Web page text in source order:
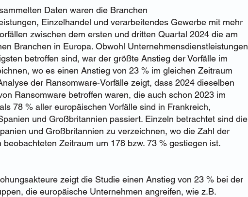
Daten waren die Branchen
Einzelhandel und verarbeitendes Gewerbe mit mehr
zwischen dem ersten und dritten Quartal 2024 die am
Branchen in Europa. Obwohl Unternehmensdienstleistungen
betroffen sind, war der größte Anstieg der Vorfälle im
wo es einen Anstieg von 23 % im gleichen Zeitraum
der Ransomware-Vorfälle zeigt, dass 2024 dieselben
Ransomware betroffen waren, die auch schon 2023 im
78 % aller europäischen Vorfälle sind in Frankreich,
und Großbritannien passiert. Einzeln betrachtet sind die
und Großbritannien zu verzeichnen, wo die Zahl der
beobachteten Zeitraum um 178 bzw. 73 % gestiegen ist.
zeigt die Studie einen Anstieg von 23 % bei der
die europäische Unternehmen angreifen, wie z.B.